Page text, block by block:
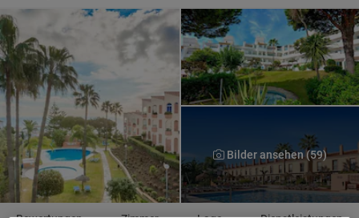
Bilder ansehen (59)